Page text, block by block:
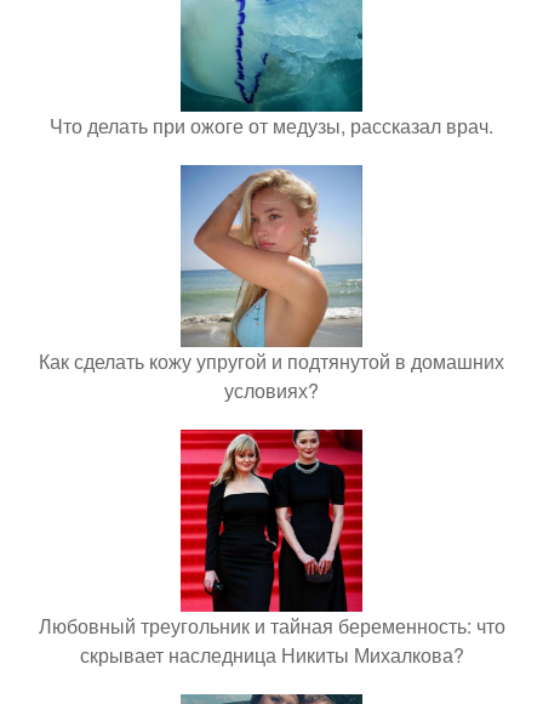
Что делать при ожоге от медузы, рассказал врач.
Как сделать кожу упругой и подтянутой в домашних
условиях?
Любовный треугольник и тайная беременность: что
скрывает наследница Никиты Михалкова?